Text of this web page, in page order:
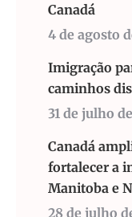
Canadá
4 de agosto
Imigração
caminhos
31 de julho
Canadá
fortalecer a
Manitoba e
28 de julho